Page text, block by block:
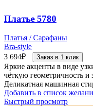
Платье 5780
Платья / Сарафаны
Bra-style
3 694₽ Заказ в 1 клик
Яркие акценты в виде
чёткую геометричность и
Деликатная машинная
Добавить в список
Быстрый просмотр